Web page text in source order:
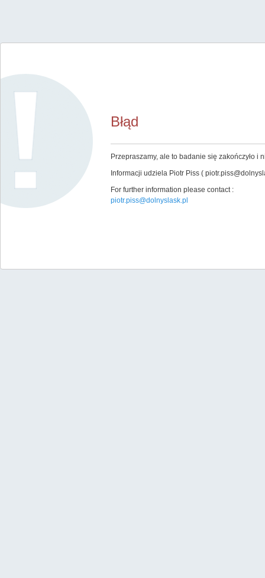
Błąd
Przepraszamy, ale to badanie się zakończyło i
Informacji udziela Piotr Piss (
For further information please contact :
piotr.piss@dolnyslask.pl